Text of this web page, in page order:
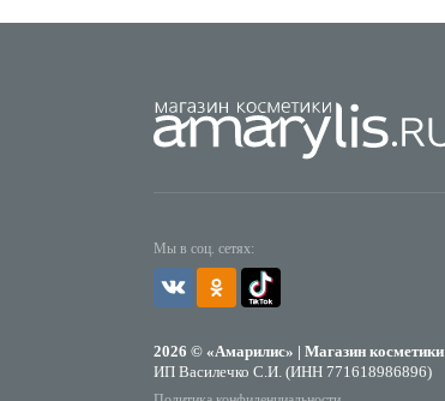
Мы в соц. сетях:
2026 © «Амарилис» | Магазин косметики
ИП Василечко С.И. (ИНН 771618986896)